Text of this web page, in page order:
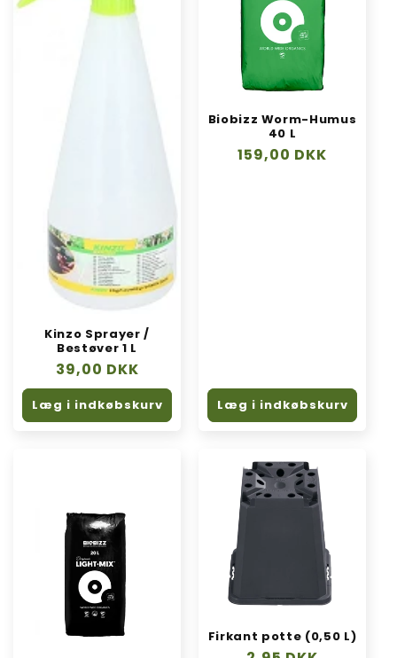
Kinzo Sprayer /
Bestøver 1 L
Normalpris
39,00 DKK
Læg i indkøbskurv
Biobizz Worm-Humus
40 L
Normalpris
159,00 DKK
Læg i indkøbskurv
Firkant potte (0,50 L)